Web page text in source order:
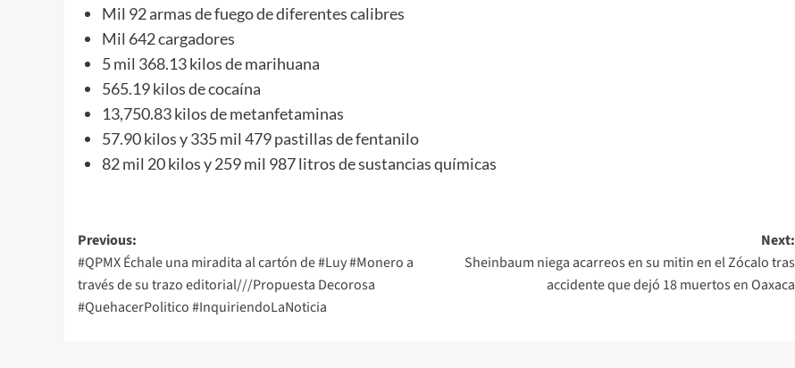
Mil 92 armas de fuego de diferentes calibres
Mil 642 cargadores
5 mil 368.13 kilos de marihuana
565.19 kilos de cocaína
13,750.83 kilos de metanfetaminas
57.90 kilos y 335 mil 479 pastillas de fentanilo
82 mil 20 kilos y 259 mil 987 litros de sustancias químicas
Post
navigation
Previous:
#QPMX Échale una miradita al cartón de #Luy #Monero a
través de su trazo editorial///Propuesta Decorosa
#QuehacerPolitico #InquiriendoLaNoticia
Next:
Sheinbaum niega acarreos en su mitin en el Zócalo tras
accidente que dejó 18 muertos en Oaxaca